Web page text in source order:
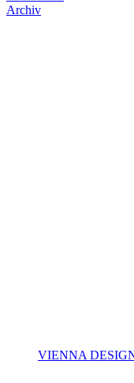
Archiv
VIENNA